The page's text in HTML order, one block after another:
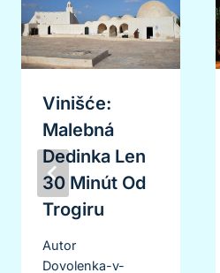
Vinišće:
Malebná
Dedinka Len
30 Minút Od
Trogiru
Autor
Dovolenka-v-